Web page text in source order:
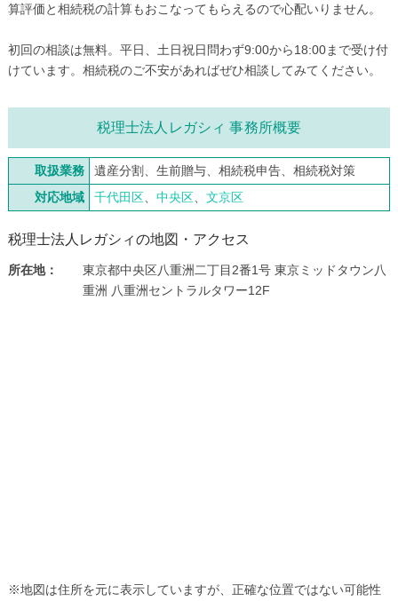
算評価と相続税の計算もおこなってもらえるので心配いりません。
初回の相談は無料。平日、土日祝日問わず9:00から18:00まで受け付
けています。相続税のご不安があればぜひ相談してみてください。
税理士法人レガシィ 事務所概要
取扱業務
遺産分割、生前贈与、相続税申告、相続税対策
対応地域
千代田区、 中央区、 文京区
税理士法人レガシィの地図・アクセス
所在地：
東京都中央区八重洲二丁目2番1号 東京ミッドタウン八
重洲 八重洲セントラルタワー12F
※地図は住所を元に表示していますが、正確な位置ではない可能性